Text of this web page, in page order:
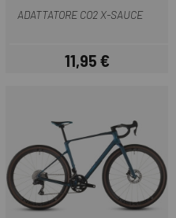
ADATTATORE CO2 X-SAUCE
Prezzo
11,95 €